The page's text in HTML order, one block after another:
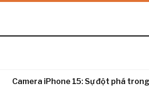
Camera iPhone 15: Sự đột phá